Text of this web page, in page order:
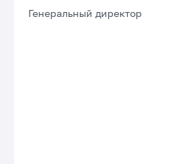
Генеральный директор